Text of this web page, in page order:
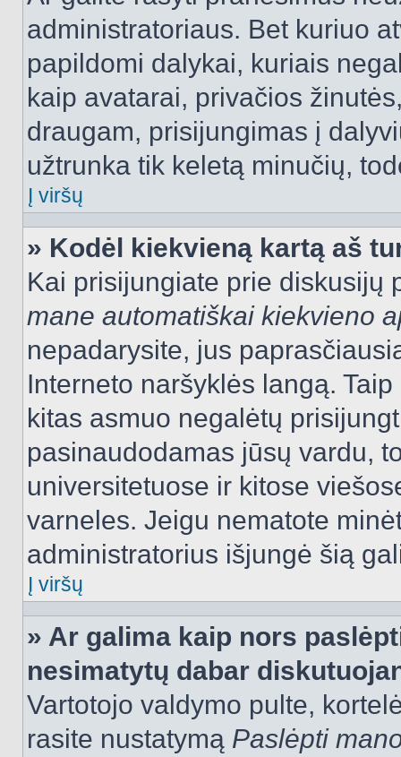
administratoriaus. Bet kuriuo
papildomi dalykai, kuriais
kaip avatarai, privačios
draugam, prisijungimas į
užtrunka tik keletą minučių,
Į viršų
» Kodėl kiekvieną kartą aš
Kai prisijungiate prie diskusijų
mane automatiškai kiekvieno
nepadarysite, jus
Interneto naršyklės langą.
kitas asmuo negalėtų
pasinaudodamas jūsų vardu,
universitetuose ir kitose
varneles. Jeigu nematote
administratorius išjungė šią
Į viršų
» Ar galima kaip nors
nesimatytų dabar
Vartotojo valdymo pulte,
rasite nustatymą Paslėpti